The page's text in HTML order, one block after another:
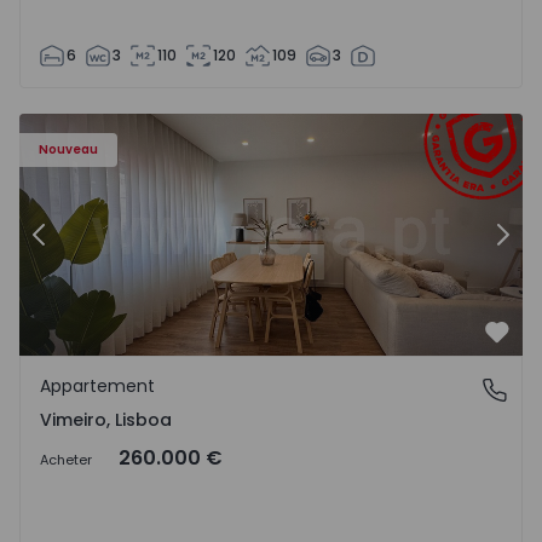
6 3 110 120 109 3
Nouveau
Appartement T1 Lourinhã, Vimeiro - 1575406 - 1
Précédent
Vimeiro, Lisboa
Appartement
Vimeiro, Lisboa
Acheter 260.000 €